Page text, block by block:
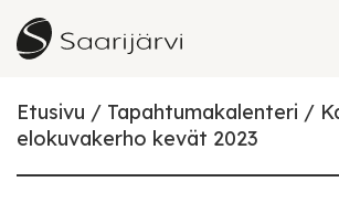
Skip to content
Etusivu Tapahtumakalenteri
elokuvakerho kevät 2023